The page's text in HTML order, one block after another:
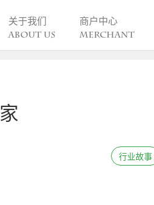
关于我们
ABOUT US
商户中心
MERCHANT
今日热点
精酿
啤酒节
精酿赛事
行业故事